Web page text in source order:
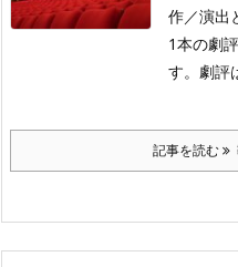
作／演出
1本の劇
す。劇評
記事を読む